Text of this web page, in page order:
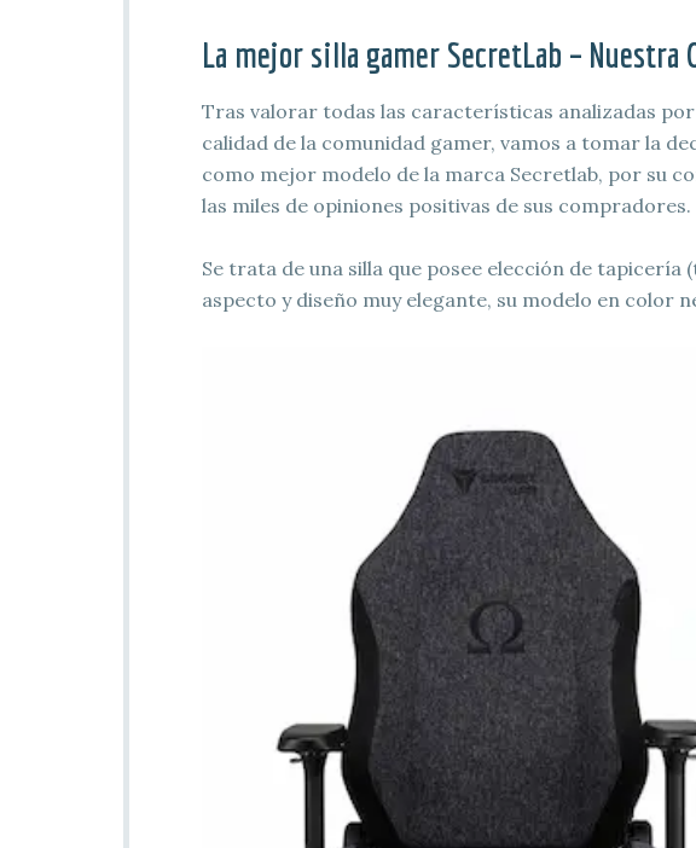
La mejor silla gamer SecretLab – Nuestra
Tras valorar todas las características analizadas
calidad de la comunidad gamer, vamos a tomar la
como mejor modelo de la marca Secretlab, por su
las miles de opiniones positivas de sus compradores.
Se trata de una silla que posee elección de
aspecto y diseño muy elegante, su modelo en color